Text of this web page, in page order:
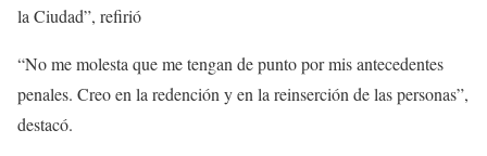
la Ciudad”, refirió
“No me molesta que me tengan de punto por mis antecedentes
penales. Creo en la redención y en la reinserción de las personas”,
destacó.